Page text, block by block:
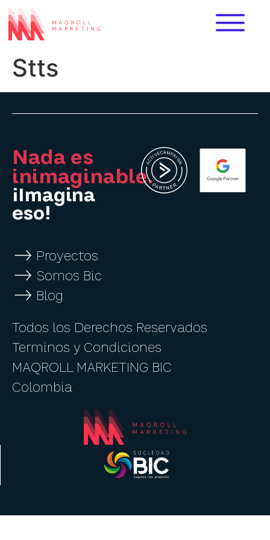
Stts
Nada es
inimaginable.
¡Imagina
eso!
Proyectos
Somos Bic
Blog
Todos los Derechos Reservados
Terminos y Condiciones
MAQROLL MARKETING BIC
Colombia